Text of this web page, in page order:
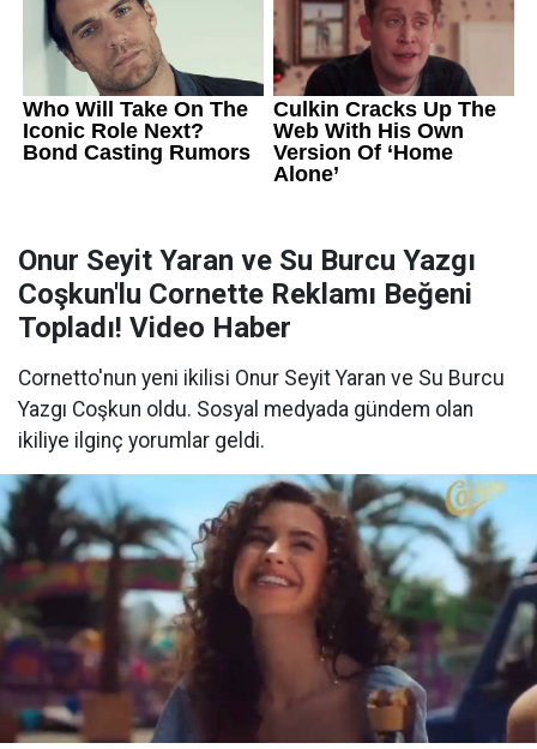
Onur Seyit Yaran ve Su Burcu Yazgı
Coşkun'lu Cornette Reklamı Beğeni
Topladı! Video Haber
Cornetto'nun yeni ikilisi Onur Seyit Yaran ve Su Burcu
Yazgı Coşkun oldu. Sosyal medyada gündem olan
ikiliye ilginç yorumlar geldi.